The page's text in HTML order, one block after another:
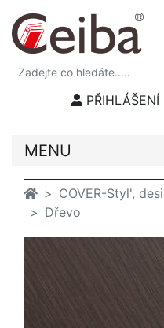
PŘIHLÁŠENÍ
MENU
COVER-Styl',
Dřevo